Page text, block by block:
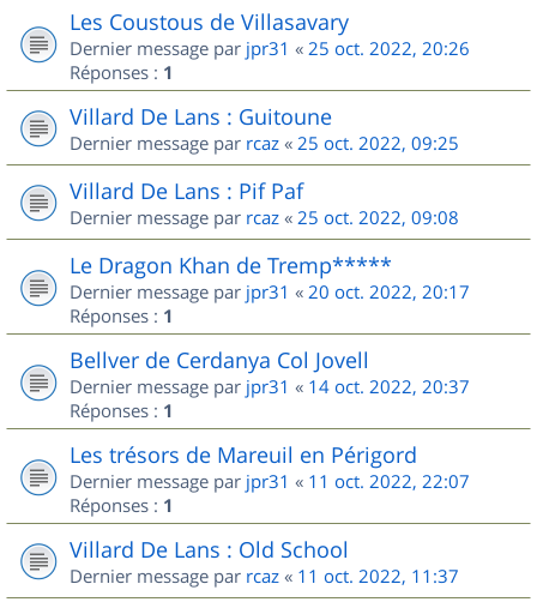
Les Coustous de Villasavary
Dernier message par jpr31 « 25 oct. 2022, 20:26
Réponses : 1
Villard De Lans : Guitoune
Dernier message par rcaz « 25 oct. 2022, 09:25
Villard De Lans : Pif Paf
Dernier message par rcaz « 25 oct. 2022, 09:08
Le Dragon Khan de Tremp*****
Dernier message par jpr31 « 20 oct. 2022, 20:17
Réponses : 1
Bellver de Cerdanya Col Jovell
Dernier message par jpr31 « 14 oct. 2022, 20:37
Réponses : 1
Les trésors de Mareuil en Périgord
Dernier message par jpr31 « 11 oct. 2022, 22:07
Réponses : 1
Villard De Lans : Old School
Dernier message par rcaz « 11 oct. 2022, 11:37